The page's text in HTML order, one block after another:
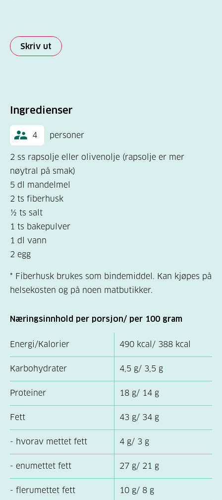
Skriv ut
Ingredienser
4 personer
2 ss rapsolje eller olivenolje (rapsolje er mer
nøytral på smak)
5 dl mandelmel
2 ts fiberhusk
½ ts salt
1 ts bakepulver
1 dl vann
2 egg
* Fiberhusk brukes som bindemiddel. Kan kjøpes på
helsekosten og på noen matbutikker.
Næringsinnhold per porsjon/ per 100 gram
Energi/Kalorier 490 kcal/ 388 kcal
Karbohydrater 4,5 g/ 3,5 g
Proteiner 18 g/ 14 g
Fett 43 g/ 34 g
- hvorav mettet fett 4 g/ 3 g
- enumettet fett 27 g/ 21 g
- flerumettet fett 10 g/ 8 g